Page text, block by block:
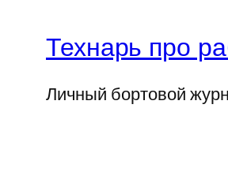
Технарь про
Личный бортовой